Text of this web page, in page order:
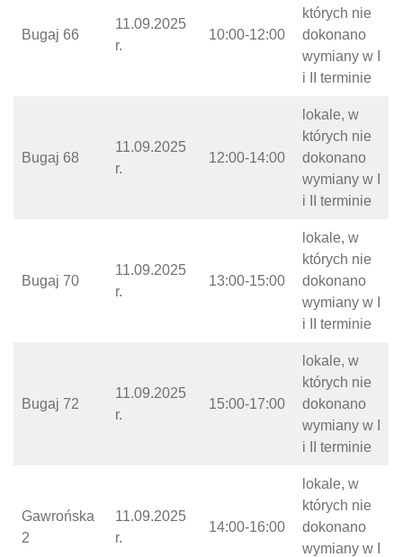
Bugaj 66
11.09.2025
r.
10:00-12:00
których nie
dokonano
wymiany w I
i II terminie
Bugaj 68
11.09.2025
r.
12:00-14:00
lokale, w
których nie
dokonano
wymiany w I
i II terminie
Bugaj 70
11.09.2025
r.
13:00-15:00
lokale, w
których nie
dokonano
wymiany w I
i II terminie
Bugaj 72
11.09.2025
r.
15:00-17:00
lokale, w
których nie
dokonano
wymiany w I
i II terminie
Gawrońska
2
11.09.2025
r.
14:00-16:00
lokale, w
których nie
dokonano
wymiany w I